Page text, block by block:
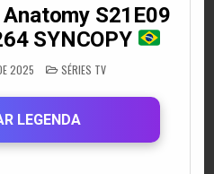
S21E09
SYNCOPY
2025 POSTED
IN
SÉRIES TV
LEGENDA